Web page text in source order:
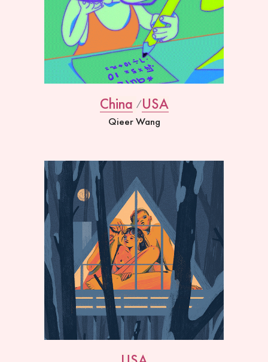
China USA
Qieer Wang